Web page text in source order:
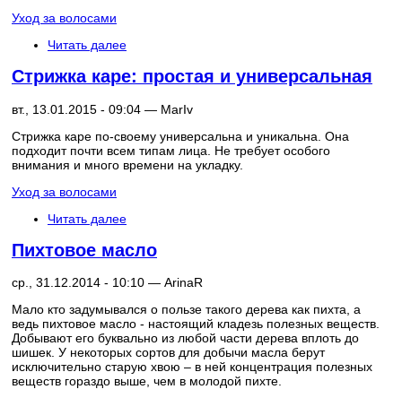
Уход за волосами
Читать далее
Стрижка каре: простая и универсальная
вт., 13.01.2015 - 09:04 — MarIv
Стрижка каре по-своему универсальна и уникальна. Она
подходит почти всем типам лица. Не требует особого
внимания и много времени на укладку.
Уход за волосами
Читать далее
Пихтовое масло
ср., 31.12.2014 - 10:10 — ArinaR
Мало кто задумывался о пользе такого дерева как пихта, а
ведь пихтовое масло - настоящий кладезь полезных веществ.
Добывают его буквально из любой части дерева вплоть до
шишек. У некоторых сортов для добычи масла берут
исключительно старую хвою – в ней концентрация полезных
веществ гораздо выше, чем в молодой пихте.